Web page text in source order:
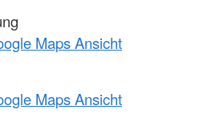
Maps Ansicht
Maps Ansicht